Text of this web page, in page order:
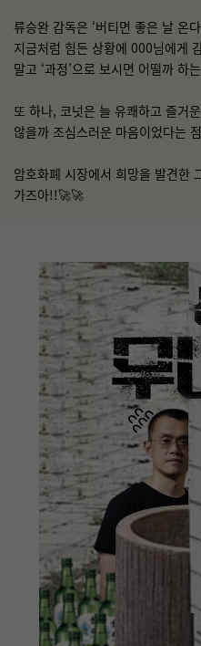
류승완 감독은 ‘버티면 좋은 날 온
지금처럼 힘든 상황에 000님에게
말고 ‘과정’으로 보시면 어떨까 하
또 하나, 코넛은 늘 유쾌하고 즐거
않을까 조심스러운 마음이었다는
암호화폐 시장에서 희망을 발견한
가즈아!!🚀🚀